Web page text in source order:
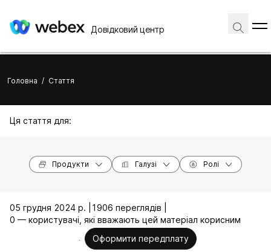
Довідковий центр
Головна / Стаття
Ця стаття для:
Продукти Галузі Ролі
05 грудня 2024 р. |
1906 переглядів |
0 — користувачі, які вважають цей матеріал корисним
Оформити передплату